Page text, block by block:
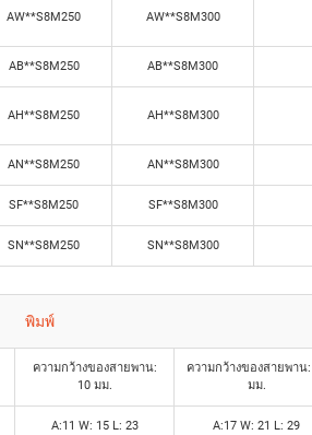
AW**S8M250 AW**S8M300
AB**S8M250 AB**S8M300
AH**S8M250 AH**S8M300
AN**S8M250 AN**S8M300
SF**S8M250 SF**S8M300
SN**S8M250 SN**S8M300
พิมพ์
ความกว้างของสายพาน:
10 มม.
ความกว้างของสายพาน:
มม.
A:11 W: 15 L: 23 A:17 W: 21 L: 29